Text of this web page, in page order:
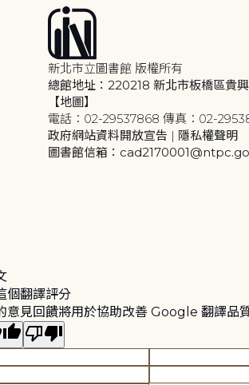
新北市立圖書館 版權所有
總館地址：220218 新北市板橋區貴
【地圖】
電話：02-29537868 傳真：02-
政府網站資料開放宣告 | 隱私權聲明
圖書館信箱：
個翻譯評分
意見回饋將用於協助改善 Google 翻譯品